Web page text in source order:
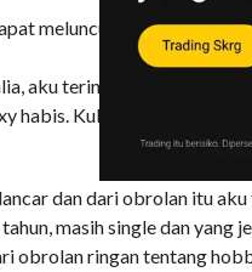
meluncur dari celah
aku teringat dengan
habis. Kubayangkan orang
dan dari obrolan itu aku
masih single dan yang
obrolan ringan tentang